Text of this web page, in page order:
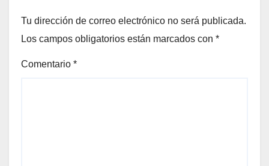
Tu dirección de correo electrónico no será publicada.
Los campos obligatorios están marcados con *
Comentario *